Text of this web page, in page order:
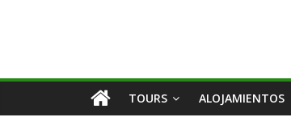
TOURS ALOJAMIENTOS